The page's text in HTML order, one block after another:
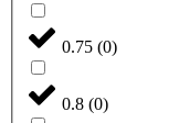
0.75 (0)
0.8 (0)